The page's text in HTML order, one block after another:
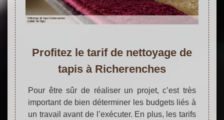
Profitez le tarif de nettoyage de
tapis à Richerenches
Pour être sûr de réaliser un projet, c’est très
important de bien déterminer les budgets liés à
un travail avant de l’exécuter. En plus, les tarifs